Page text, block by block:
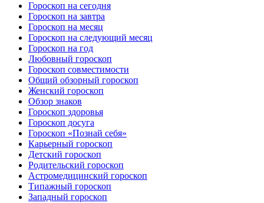
Гороскоп на сегодня
Гороскоп на завтра
Гороскоп на месяц
Гороскоп на следующий месяц
Гороскоп на год
Любовный гороскоп
Гороскоп совместимости
Общий обзорный гороскоп
Женский гороскоп
Обзор знаков
Гороскоп здоровья
Гороскоп досуга
Гороскоп «Познай себя»
Карьерный гороскоп
Детский гороскоп
Родительский гороскоп
Астромедицинский гороскоп
Типажный гороскоп
Западный гороскоп